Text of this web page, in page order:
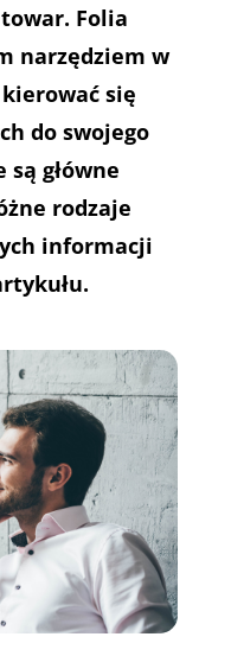
Folia
narzędziem w
się
do swojego
główne
rodzaje
informacji